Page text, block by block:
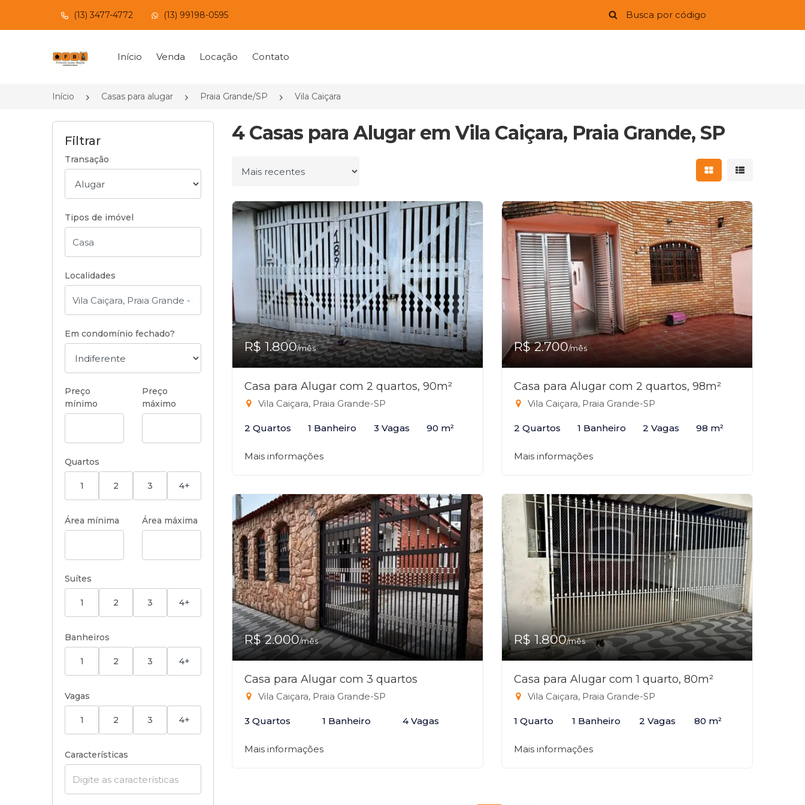
(13) 3477-4772 (13) 99198-0595
Página inicial
Início Venda Locação Contato
Início Casas para alugar Praia Grande/SP Vila Caiçara
Filtrar
Transação
Tipos de imóvel
Localidades
Em condomínio fechado?
Preço
mínimo
Preço
máximo
Quartos
1 2 3 4+
Área mínima Área máxima
Suítes
1 2 3 4+
Banheiros
1 2 3 4+
Vagas
1 2 3 4+
Características
4 Casas para Alugar em Vila Caiçara, Praia Grande, SP
Ordenar por Mostrar resultados
Mostrar
R$ 1.800/mês
Casa para Alugar com 2 quartos, 90m²
Vila Caiçara, Praia Grande-SP
2 Quartos 1 Banheiro 3 Vagas 90 m²
Mais informações
R$ 2.700/mês
Casa para Alugar com 2 quartos, 98m²
Vila Caiçara, Praia Grande-SP
2 Quartos 1 Banheiro 2 Vagas 98 m²
Mais informações
R$ 2.000/mês
Casa para Alugar com 3 quartos
Vila Caiçara, Praia Grande-SP
3 Quartos 1 Banheiro 4 Vagas
Mais informações
R$ 1.800/mês
Casa para Alugar com 1 quarto, 80m²
Vila Caiçara, Praia Grande-SP
1 Quarto 1 Banheiro 2 Vagas 80 m²
Mais informações